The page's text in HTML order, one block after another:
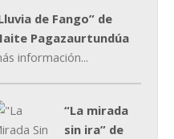
de Fango” de
Pagazaurtundúa
información...
“La mirada
sin ira” de